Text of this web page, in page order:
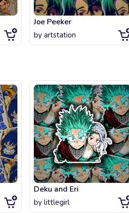
Joe Peeker
by artstation
Deku and Eri
by littlegirl